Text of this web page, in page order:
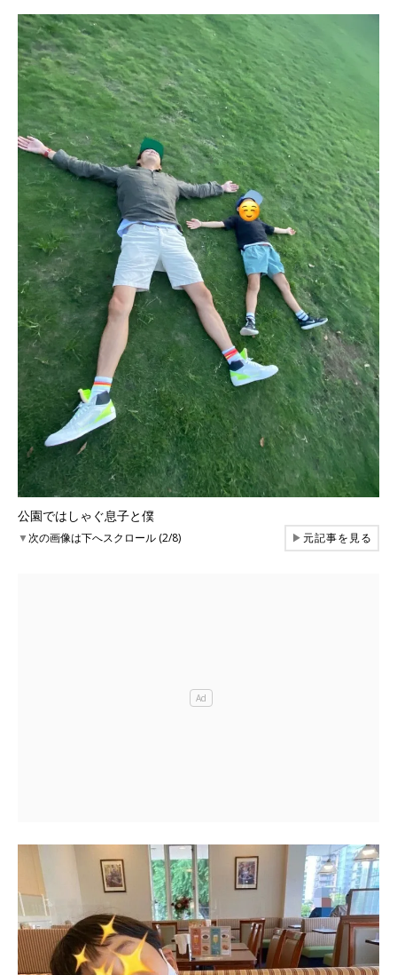
公園ではしゃぐ息子と僕
▼次の画像は下へスクロール (2/8) ▶元記事を見る